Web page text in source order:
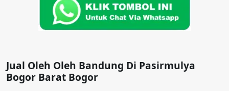
Jual Oleh Oleh Bandung Di Pasirmulya
Bogor Barat Bogor